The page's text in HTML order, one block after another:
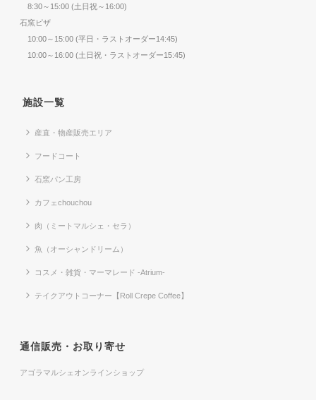
8:30～15:00 (土日祝～16:00)
石窯ピザ
10:00～15:00 (平日・ラストオーダー14:45)
10:00～16:00 (土日祝・ラストオーダー15:45)
施設一覧
産直・物産販売エリア
フードコート
石窯パン工房
カフェchouchou
肉（ミートマルシェ・セラ）
魚（オーシャンドリーム）
コスメ・雑貨・マーマレード -Atrium-
テイクアウトコーナー【Roll Crepe Coffee】
通信販売・お取り寄せ
アゴラマルシェオンラインショップ